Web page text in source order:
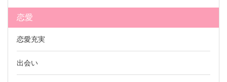
恋愛
恋愛充実
出会い